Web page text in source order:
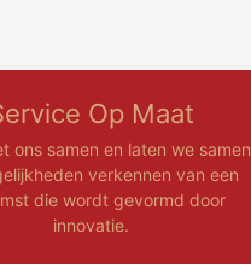
Op Maat
ons samen en laten we samen
verkennen van een
die wordt gevormd door
innovatie.